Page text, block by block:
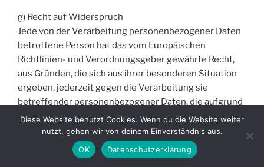
g) Recht auf Widerspruch
Jede von der Verarbeitung personenbezogener Daten
betroffene Person hat das vom Europäischen
Richtlinien- und Verordnungsgeber gewährte Recht,
aus Gründen, die sich aus ihrer besonderen Situation
ergeben, jederzeit gegen die Verarbeitung sie
betreffender personenbezogener Daten, die aufgrund
von Art. 6 Abs. 1 Buchstaben e oder f DS-GVO erfolgt,
Widerspruch einzulegen. Dies gilt auch für ein auf
diese Bestimmungen gestütztes Profiling.
Diese Website benutzt Cookies. Wenn du die Website weiter
nutzt, gehen wir von deinem Einverständnis aus.
OK
Datenschutzerklärung